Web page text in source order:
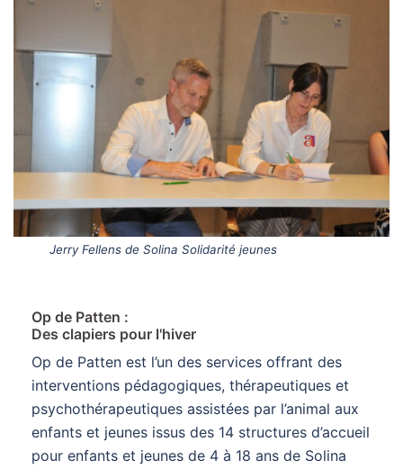
Jerry Fellens de Solina Solidarité jeunes
Op de Patten :
Des clapiers pour l'hiver
Op de Patten est l’un des services offrant des
interventions pédagogiques, thérapeutiques et
psychothérapeutiques assistées par l’animal aux
enfants et jeunes issus des 14 structures d’accueil
pour enfants et jeunes de 4 à 18 ans de Solina